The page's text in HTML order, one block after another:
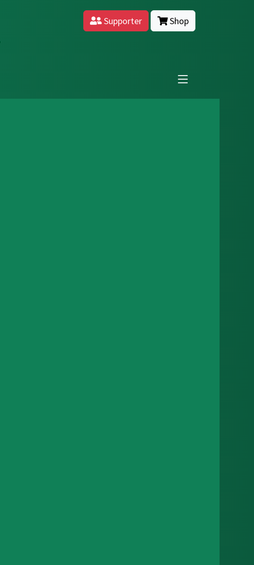
Supporter Shop